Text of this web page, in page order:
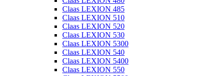
Claas LEXION 485
Claas LEXION 510
Claas LEXION 520
Claas LEXION 530
Claas LEXION 5300
Claas LEXION 540
Claas LEXION 5400
Claas LEXION 550